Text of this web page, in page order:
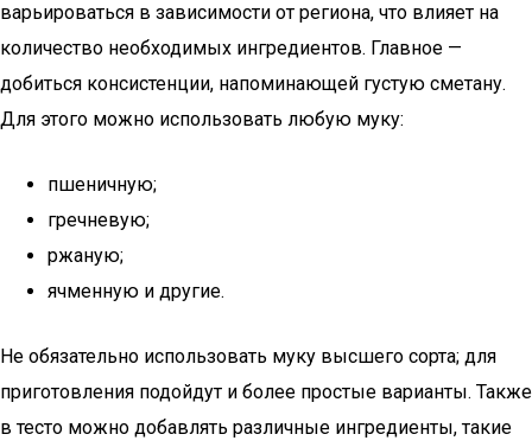
варьироваться в зависимости от региона, что влияет на
количество необходимых ингредиентов. Главное —
добиться консистенции, напоминающей густую сметану.
Для этого можно использовать любую муку:
пшеничную;
гречневую;
ржаную;
ячменную и другие.
Не обязательно использовать муку высшего сорта; для
приготовления подойдут и более простые варианты. Также
в тесто можно добавлять различные ингредиенты, такие